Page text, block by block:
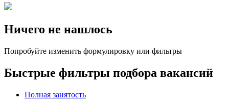
Ничего не нашлось
Попробуйте изменить формулировку или фильтры
Быстрые фильтры подбора вакансий
Полная занятость